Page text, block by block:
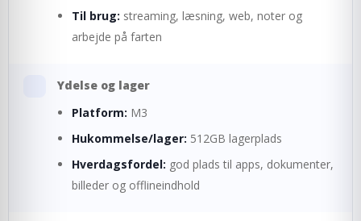
Til brug: streaming, læsning, web, noter og
arbejde på farten
Ydelse og lager
Platform: M3
Hukommelse/lager: 512GB lagerplads
Hverdagsfordel: god plads til apps, dokumenter,
billeder og offlineindhold